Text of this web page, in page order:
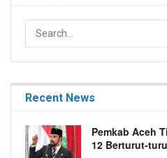
Recent News
Pemkab Aceh
12 Berturut-